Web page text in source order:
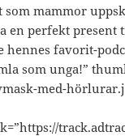
som mammor
perfekt present
favorit-
som unga!”
med-